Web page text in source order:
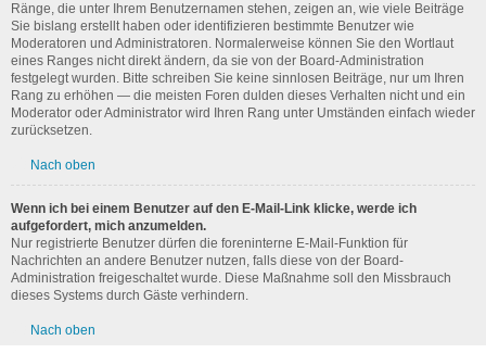
Ränge, die unter Ihrem Benutzernamen stehen, zeigen an, wie viele Beiträge
Sie bislang erstellt haben oder identifizieren bestimmte Benutzer wie
Moderatoren und Administratoren. Normalerweise können Sie den Wortlaut
eines Ranges nicht direkt ändern, da sie von der Board-Administration
festgelegt wurden. Bitte schreiben Sie keine sinnlosen Beiträge, nur um Ihren
Rang zu erhöhen — die meisten Foren dulden dieses Verhalten nicht und ein
Moderator oder Administrator wird Ihren Rang unter Umständen einfach wieder
zurücksetzen.
Nach oben
Wenn ich bei einem Benutzer auf den E-Mail-Link klicke, werde ich
aufgefordert, mich anzumelden.
Nur registrierte Benutzer dürfen die foreninterne E-Mail-Funktion für
Nachrichten an andere Benutzer nutzen, falls diese von der Board-
Administration freigeschaltet wurde. Diese Maßnahme soll den Missbrauch
dieses Systems durch Gäste verhindern.
Nach oben